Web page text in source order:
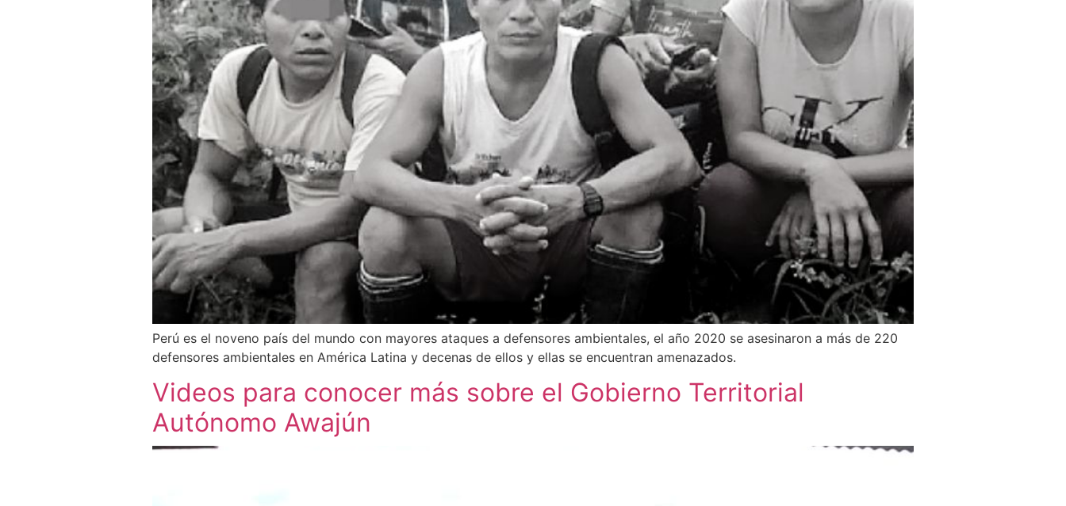
Perú es el noveno país del mundo con mayores ataques a defensores ambientales, el año 2020 se asesinaron a más de 220
defensores ambientales en América Latina y decenas de ellos y ellas se encuentran amenazados.
Videos para conocer más sobre el Gobierno Territorial
Autónomo Awajún